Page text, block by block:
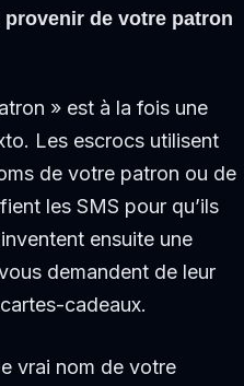
provenir de votre patron
» est à la fois une
Les escrocs utilisent
de votre patron ou de
les SMS pour qu’ils
ensuite une
demandent de leur
cadeaux.
vrai nom de votre